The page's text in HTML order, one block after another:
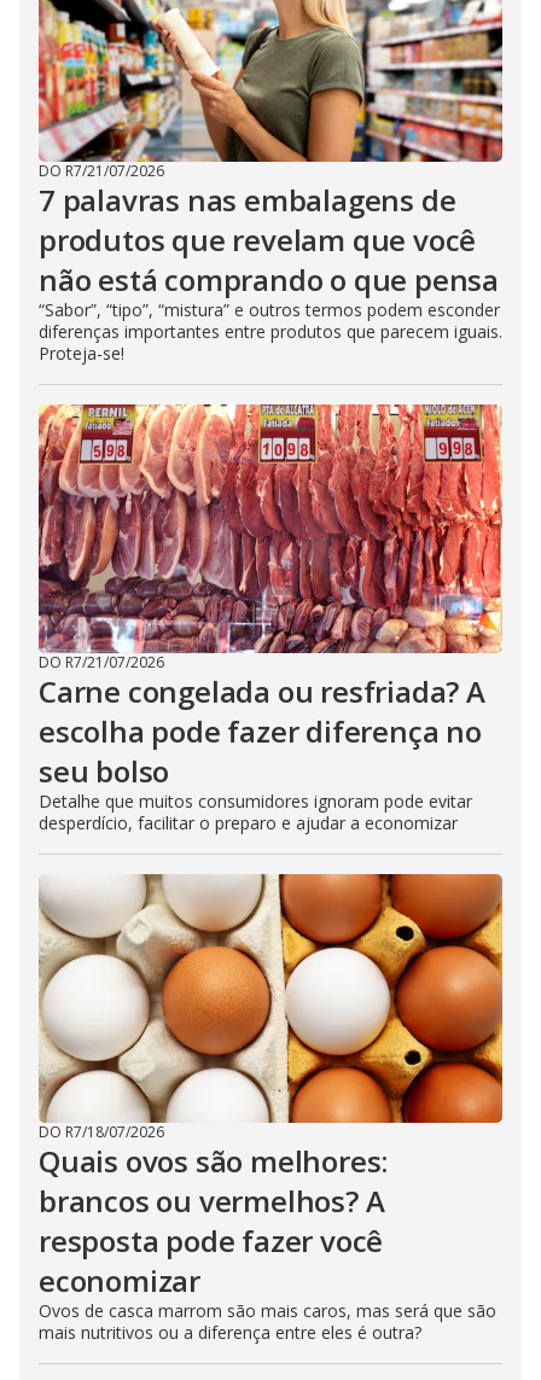
DO R7/21/07/2026
7 palavras nas embalagens de
produtos que revelam que você
não está comprando o que pensa
“Sabor”, “tipo”, “mistura” e outros termos podem esconder
diferenças importantes entre produtos que parecem iguais.
Proteja-se!
DO R7/21/07/2026
Carne congelada ou resfriada? A
escolha pode fazer diferença no
seu bolso
Detalhe que muitos consumidores ignoram pode evitar
desperdício, facilitar o preparo e ajudar a economizar
DO R7/18/07/2026
Quais ovos são melhores:
brancos ou vermelhos? A
resposta pode fazer você
economizar
Ovos de casca marrom são mais caros, mas será que são
mais nutritivos ou a diferença entre eles é outra?